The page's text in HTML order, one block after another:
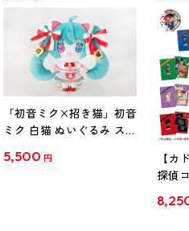
「初音ミク×招き猫」初音
ミク 白猫 ぬいぐるみ スタ
5,500 円
【カ
探偵
クリ